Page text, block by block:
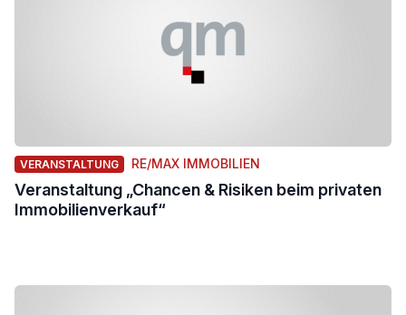
VERANSTALTUNG RE/MAX IMMOBILIEN
Veranstaltung „Chancen & Risiken beim privaten
Immobilienverkauf“